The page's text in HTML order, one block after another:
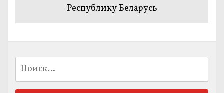
Республику Беларусь
Найти: